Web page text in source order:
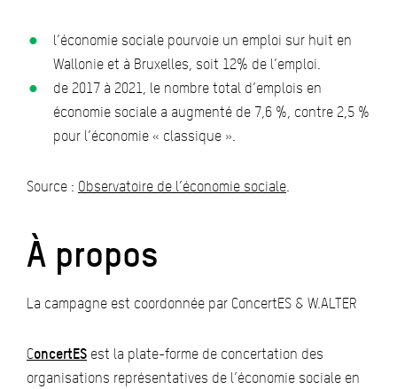
l’économie sociale pourvoie un emploi sur huit en
Wallonie et à Bruxelles, soit 12% de l’emploi.
de 2017 à 2021, le nombre total d’emplois en
économie sociale a augmenté de 7,6 %, contre 2,5 %
pour l’économie « classique ».
Source : Observatoire de l’économie sociale.
À propos
La campagne est coordonnée par ConcertES & W.ALTER
ConcertES est la plate-forme de concertation des
organisations représentatives de l’économie sociale en